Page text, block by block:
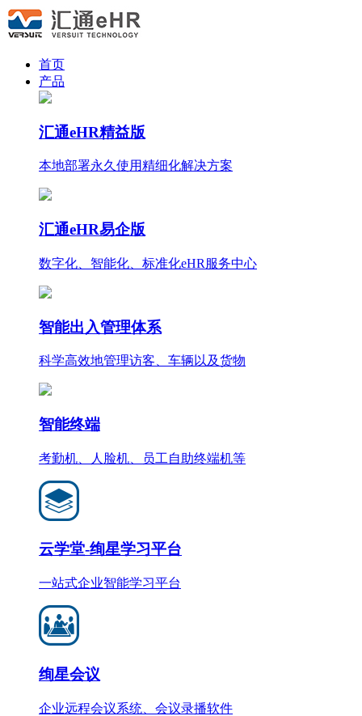
首页
产品
汇通eHR精益版
本地部署永久使用精细化解决方案
汇通eHR易企版
数字化、智能化、标准化eHR服务中心
智能出入管理体系
科学高效地管理访客、车辆以及货物
智能终端
考勤机、人脸机、员工自助终端机等
云学堂-绚星学习平台
一站式企业智能学习平台
绚星会议
企业远程会议系统、会议录播软件